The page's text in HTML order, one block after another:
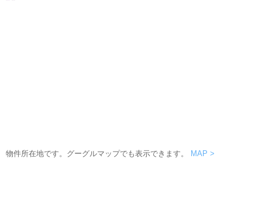
物件所在地です。グーグルマップでも表示できます。 MAP >